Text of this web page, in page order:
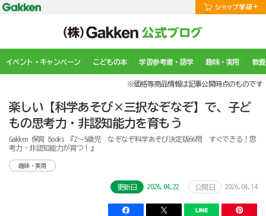
イベント・キャンペーン こどもの本 学習参考書・語学 趣味・実用 教
※価格等商品情報は記事公開時点のものです
楽しい【科学あそび×三択なぞなぞ】で、子ど
もの思考力・非認知能力を育もう
Gakken 保育 Books 『2～5歳児 なぞなぞ科学あそび決定版66問 すぐできる！思
考力・非認知能力が育つ！』
趣味・実用
更新日 2026.04.22 公開日 2026.04.14